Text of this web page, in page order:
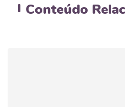
Conteúdo